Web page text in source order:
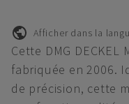
Afficher dans la
Cette DMG DECKEL
fabriquée en 2006.
de précision, cette